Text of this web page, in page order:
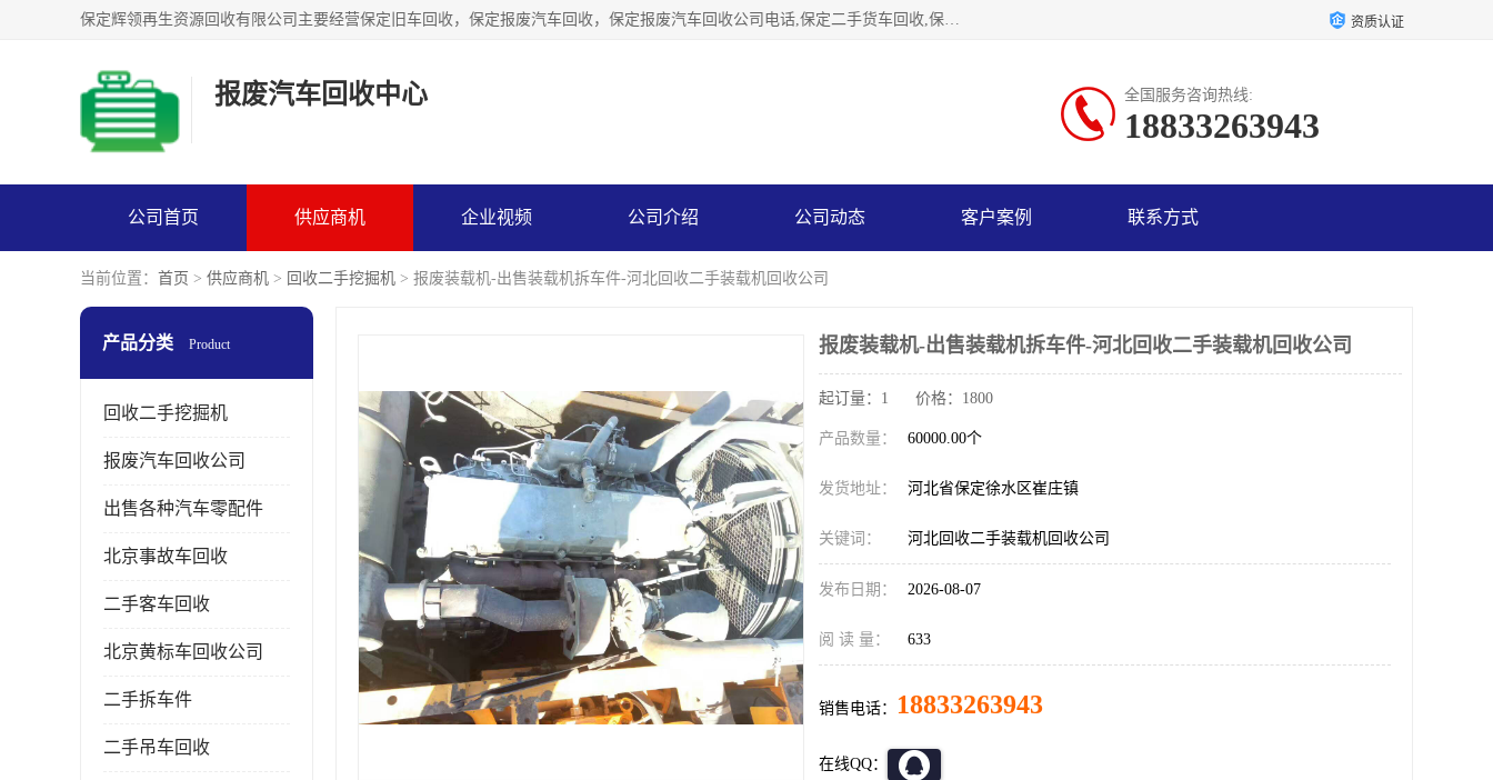
保定辉领再生资源回收有限公司主要经营保定旧车回收，保定报废汽车回收，保定报废汽车回收公司电话,保定二手货车回收,保定黄标车回收, 保定黄标车回收，保定哪里收报废车，保定废旧汽车回收，保定汽车报废手续办理，保定汽车解体厂。将通过采取区域限行促进淘汰、经济补助激励新、加大上路*法处罚、加强达标排放监管等综合措施，对老旧机动车逐步实行末位淘汰，加快老旧机动车淘汰新 资质认证
报废汽车回收中心 全国服务咨询热线:
18833263943
公司首页 供应商机 企业视频 公司介绍 公司动态 客户案例 联系方式
当前位置： 首页 > 供应商机 > 回收二手挖掘机 > 报废装载机-出售装载机拆车件-河北回收二手装载机回收公司
产品分类 Product
回收二手挖掘机
报废汽车回收公司
出售各种汽车零配件
北京事故车回收
二手客车回收
北京黄标车回收公司
二手拆车件
二手吊车回收
报废装载机-出售装载机拆车件-河北回收二手装载机回收公司
起订量：1 价格：1800
产品数量： 60000.00个
发货地址： 河北省保定徐水区崔庄镇
关键词： 河北回收二手装载机回收公司
发布日期： 2026-08-07
阅 读 量： 633
销售电话： 18833263943
在线QQ：